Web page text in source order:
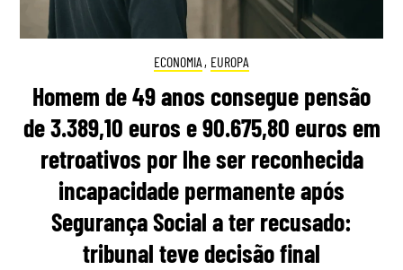
ECONOMIA , EUROPA
Homem de 49 anos consegue pensão
de 3.389,10 euros e 90.675,80 euros em
retroativos por lhe ser reconhecida
incapacidade permanente após
Segurança Social a ter recusado:
tribunal teve decisão final